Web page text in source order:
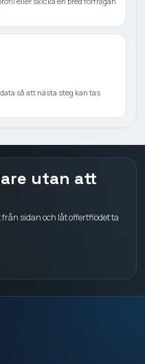
så att nästa steg kan tas
utan att
sidan och låt offertflödet ta